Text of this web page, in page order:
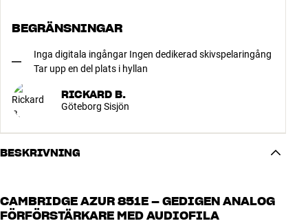
BEGRÄNSNINGAR
Inga digitala ingångar Ingen dedikerad skivspelaringång
Tar upp en del plats i hyllan
RICKARD B.
Göteborg Sisjön
BESKRIVNING
CAMBRIDGE AZUR 851E – GEDIGEN ANALOG
FÖRFÖRSTÄRKARE MED AUDIOFILA